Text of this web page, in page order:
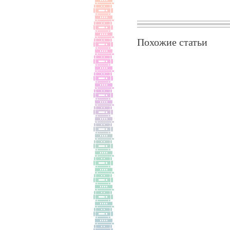
Похожие статьи